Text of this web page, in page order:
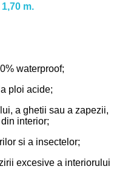
m.
waterproof;
ploi acide;
a ghetii sau a zapezii,
interior;
si a insectelor;
excesive a interiorului